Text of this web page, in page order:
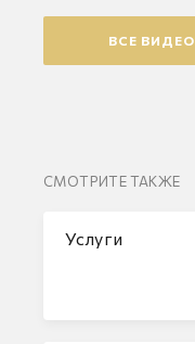
ВСЕ ВИДЕО
СМОТРИТЕ ТАКЖЕ
Услуги